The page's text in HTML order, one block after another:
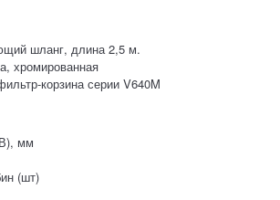
шланг, длина 2,5 м.
хромированная
корзина серии V640M
мм
(шт)